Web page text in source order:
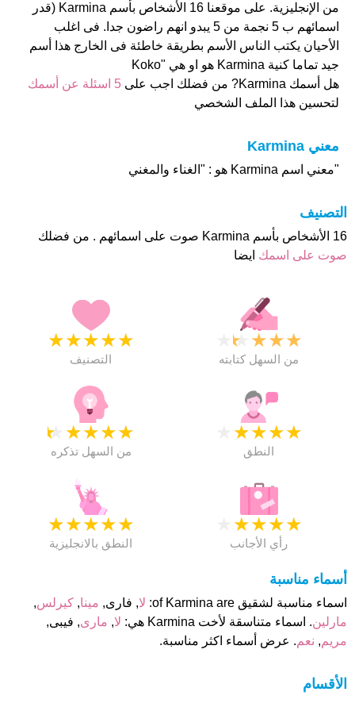
من الإنجليزية. على موقعنا 16 الأشخاص بأسم Karmina (قدر
اسمائهم ب 5 نجمة من 5 يبدو انهم راضون جدا. فى اغلب
الأحيان يكتب الناس الأسم بطريقة خاطئة فى الخارج هذا أسم
جيد تماما كنية Karmina هو او هي "Koko
هل أسمك Karmina? من فضلك اجب على
5 اسئلة عن أسمك
لتحسين هذا الملف الشخصي
معني Karmina
"معني اسم Karmina هو : "الغناء والمغني
التصنيف
16 الأشخاص بأسم Karmina صوت على اسمائهم . من فضلك
صوت على اسمك ايضا
★
★
★
★
★
التصنيف
★
★
★
★
من السهل كتابته
★
★
★
★
★
من السهل تذكره
★
★
★
★
النطق
★
★
★
★
★
النطق بالانجليزية
★
★
★
★
رأي الأجانب
أسماء مناسبة
اسماء مناسبة لشقيق of Karmina are: لا, فارى, مينا, كيرلس,
مارلين. اسماء متناسقة لأخت Karmina هي: لا, مارى, فيبى,
مريم, نعم. عرض أسماء اكثر مناسبة.
الأقسام